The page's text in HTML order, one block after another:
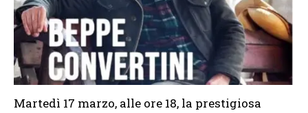
Martedì 17 marzo, alle ore 18, la prestigiosa